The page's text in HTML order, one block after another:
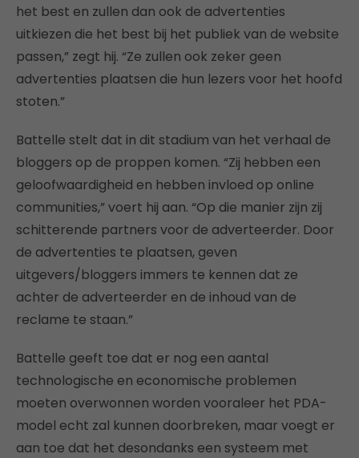
het best en zullen dan ook de advertenties
uitkiezen die het best bij het publiek van de website
passen,” zegt hij. “Ze zullen ook zeker geen
advertenties plaatsen die hun lezers voor het hoofd
stoten.”
Battelle stelt dat in dit stadium van het verhaal de
bloggers op de proppen komen. “Zij hebben een
geloofwaardigheid en hebben invloed op online
communities,” voert hij aan. “Op die manier zijn zij
schitterende partners voor de adverteerder. Door
de advertenties te plaatsen, geven
uitgevers/bloggers immers te kennen dat ze
achter de adverteerder en de inhoud van de
reclame te staan.”
Battelle geeft toe dat er nog een aantal
technologische en economische problemen
moeten overwonnen worden vooraleer het PDA-
model echt zal kunnen doorbreken, maar voegt er
aan toe dat het desondanks een systeem met